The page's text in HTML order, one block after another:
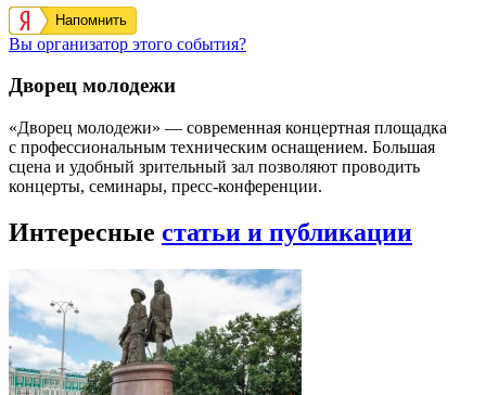
Напомнить
Вы организатор этого события?
Дворец молодежи
«Дворец молодежи» — современная концертная площадка
с профессиональным техническим оснащением. Большая
сцена и удобный зрительный зал позволяют проводить
концерты, семинары, пресс-конференции.
Интересные статьи и публикации